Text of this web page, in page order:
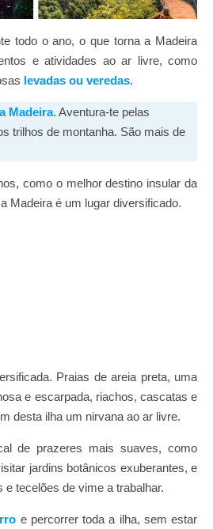
todo o ano, o que torna a Madeira
e atividades ao ar livre, como
levadas ou veredas.
Madeira. Aventura-te pelas
trilhos de montanha. São mais de
como o melhor destino insular da
Madeira é um lugar diversificado.
Praias de areia preta, uma
e escarpada, riachos, cascatas e
desta ilha um nirvana ao ar livre.
de prazeres mais suaves, como
jardins botânicos exuberantes, e
e tecelões de vime a trabalhar.
e percorrer toda a ilha, sem estar